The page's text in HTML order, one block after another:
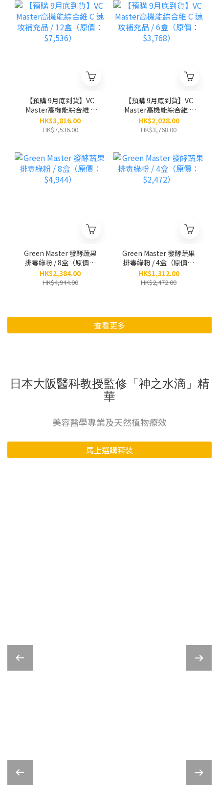
【預購 9月底到貨】VC
Master高機能綜合維 C
速攻補充品 / 12盒（原
價：$7,536）
HK$3,816.00
HK$7,536.00
【預購 9月底到貨】VC
Master高機能綜合維 C
速攻補充品 / 6盒（原
價：$3,768）
HK$2,028.00
HK$3,768.00
Green Master 發酵蔬果
排毒綠粉 / 8盒（原價：
$4,944）
HK$2,384.00
HK$4,944.00
Green Master 發酵蔬果
排毒綠粉 / 4盒（原價：
$2,472）
HK$1,312.00
HK$2,472.00
查看更多
日本大阪醫科教授監修「神之水滴」精
華
美容醫學專業及天然植物療效
馬上選購套裝